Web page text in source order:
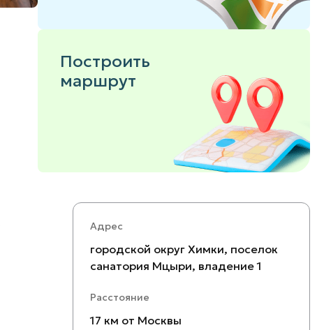
Построить
маршрут
Адрес
городской округ Химки, поселок
санатория Мцыри, владение 1
Расстояние
17 км от Москвы